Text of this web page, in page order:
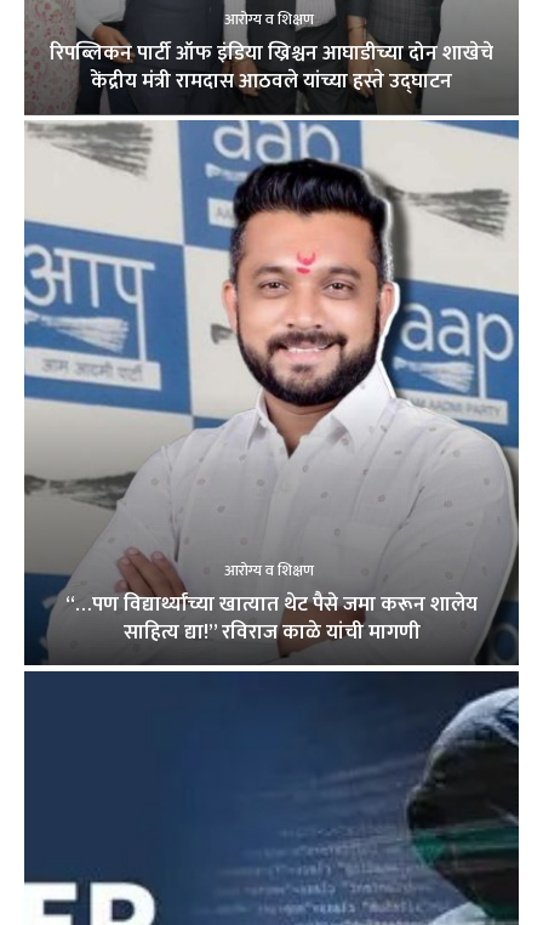
आरोग्य व शिक्षण
रिपब्लिकन पार्टी ऑफ इंडिया ख्रिश्चन आघाडीच्या दोन शाखेचे
केंद्रीय मंत्री रामदास आठवले यांच्या हस्ते उद्घाटन
आरोग्य व शिक्षण
“…पण विद्यार्थ्यांच्या खात्यात थेट पैसे जमा करून शालेय
साहित्य द्या!” रविराज काळे यांची मागणी